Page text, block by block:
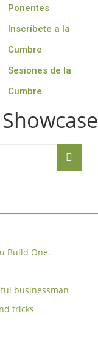
Ponentes
Inscríbete a la
Cumbre
Sesiones de la
Cumbre
Build One.
businessman
tricks